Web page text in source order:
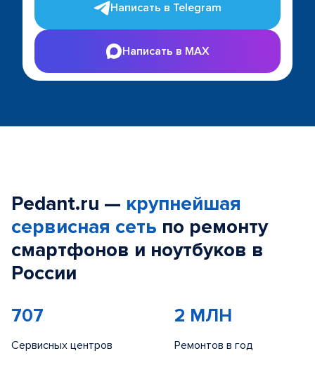
Написать в Telegram
Написать в MAX
Pedant.ru — крупнейшая
сервисная сеть по ремонту
смартфонов и ноутбуков в
России
707
Сервисных центров
2 МЛН
Ремонтов в год